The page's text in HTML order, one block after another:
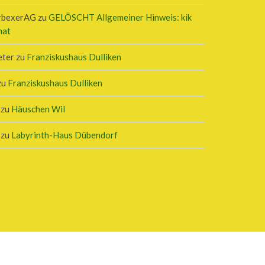
zu GELÖSCHT Allgemeiner Hinweis: kik
zu Franziskushaus Dulliken
Franziskushaus Dulliken
zu Häuschen Wil
zu Labyrinth-Haus Dübendorf